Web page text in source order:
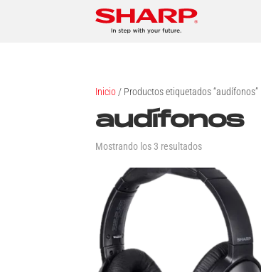
Inicio / Productos etiquetados “audífonos”
audífonos
Mostrando los 3 resultados